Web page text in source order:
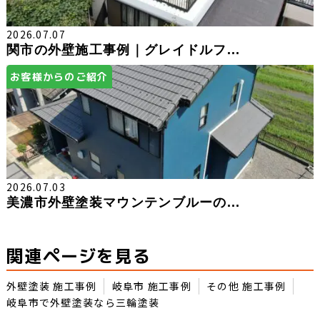
2026.07.07
関市の外壁施工事例｜グレイドルフ...
お客様からのご紹介
2026.07.03
美濃市外壁塗装マウンテンブルーの...
関連ページを見る
外壁塗装 施工事例 岐阜市 施工事例
その他 施工事例
岐阜市で外壁塗装なら三輪塗装